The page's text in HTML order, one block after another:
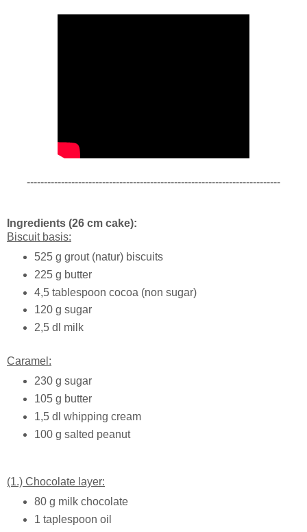
--------------------------------------------------------------------------
Ingredients (26 cm cake):
Biscuit basis:
525 g grout (natur) biscuits
225 g butter
4,5 tablespoon cocoa (non sugar)
120 g sugar
2,5 dl milk
Caramel:
230 g sugar
105 g butter
1,5 dl whipping cream
100 g salted peanut
(1.) Chocolate layer:
80 g milk chocolate
1 taplespoon oil